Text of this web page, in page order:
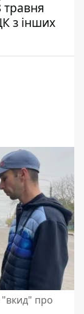
травня
з інших
про